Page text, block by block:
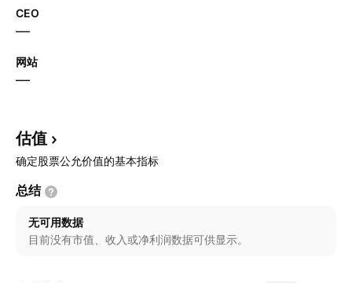
CEO
—
网站
—
估值
确定股票公允价值的基本指标
总结
无可用数据
目前没有市值、收入或净利润数据可供显示。